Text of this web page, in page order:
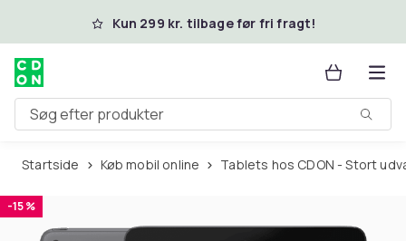
Spring til hovedindhold
Kun 299 kr. tilbage før fri fragt!
Søg efter produkter
Startside Køb mobil online Tablets hos CDON - Stort
-15 %